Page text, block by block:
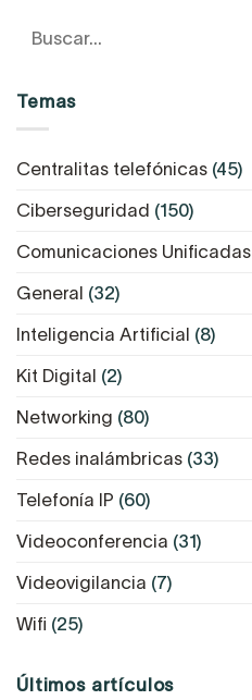
Temas
Centralitas telefónicas (45)
Ciberseguridad (150)
Comunicaciones Unificadas
General (32)
Inteligencia Artificial (8)
Kit Digital (2)
Networking (80)
Redes inalámbricas (33)
Telefonía IP (60)
Videoconferencia (31)
Videovigilancia (7)
Wifi (25)
Últimos artículos